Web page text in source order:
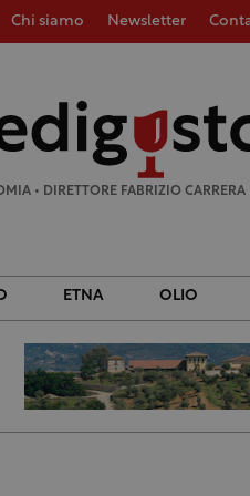
Chi siamo Newsletter
• DIRETTORE FABRIZIO CARRERA
ETNA OLIO